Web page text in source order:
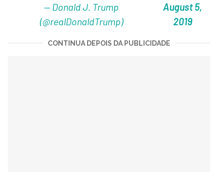
— Donald J. Trump
(@realDonaldTrump)
August 5,
2019
CONTINUA DEPOIS DA PUBLICIDADE